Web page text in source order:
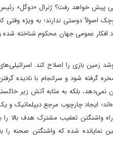
پیش خواهد رفت؟ ژنرال «دوگل»
اصولاٌ دوستی ندارند؛ به ویژه وقتی
افکار عمومی جهان محکوم شناخته شده
زمین بازی را اصلاح کند.
گرفته شود و سرانجام با نادیده
نمی‌دهد، بلکه به مثابه آتش زیر
ایجاد چارچوب مرجع دیپلماتیک و
متحد و مذاکرات «اسلو» در سال 2003 میلادی. اما در نیمه راه واشنگتن تعقیب مشترک هدف بالا
نمایانده شده که واشنگتن صحنه را